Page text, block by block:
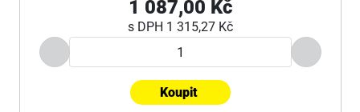
1 087,00 Kč
s DPH 1 315,27 Kč
Koupit